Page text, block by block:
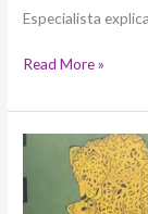
Especialista
Read More »
Férias